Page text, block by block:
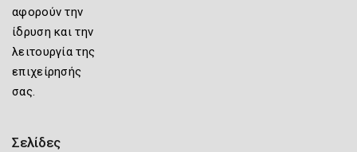
αφορούν την
ίδρυση και την
λειτουργία της
επιχείρησής
σας.
Σελίδες